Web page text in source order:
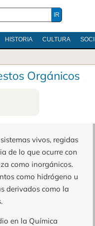
HISTORIA CULTURA
Orgánicos
vivos, regidas
de lo que ocurre con
como inorgánicos.
como hidrógeno u
derivados como la
en la Química